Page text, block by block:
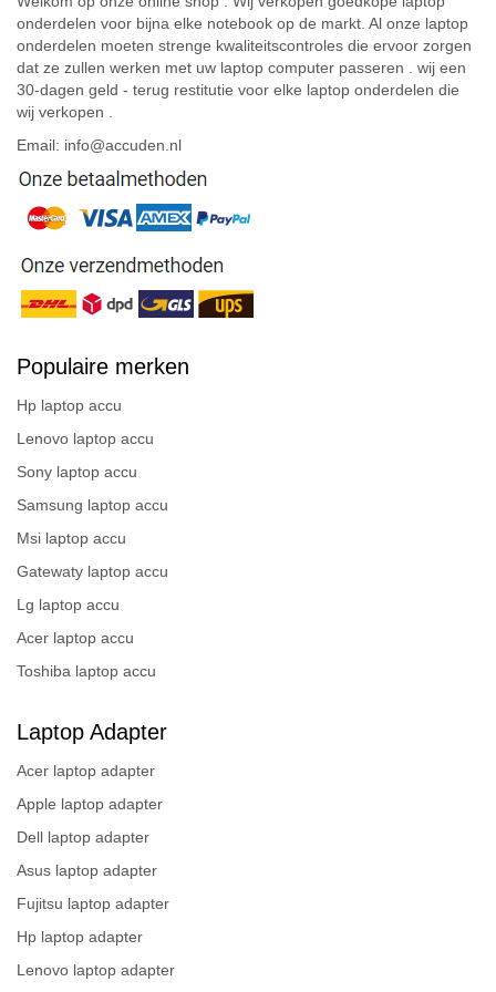
onderdelen voor bijna elke notebook op de markt. Al onze laptop
onderdelen moeten strenge kwaliteitscontroles die ervoor zorgen
dat ze zullen werken met uw laptop computer passeren . wij een
30-dagen geld - terug restitutie voor elke laptop onderdelen die
wij verkopen .
Email: info@accuden.nl
Populaire merken
Hp laptop accu
Lenovo laptop accu
Sony laptop accu
Samsung laptop accu
Msi laptop accu
Gatewaty laptop accu
Lg laptop accu
Acer laptop accu
Toshiba laptop accu
Laptop Adapter
Acer laptop adapter
Apple laptop adapter
Dell laptop adapter
Asus laptop adapter
Fujitsu laptop adapter
Hp laptop adapter
Lenovo laptop adapter